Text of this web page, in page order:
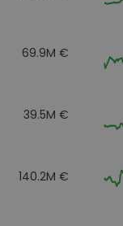
69.9M €
39.5M €
140.2M €